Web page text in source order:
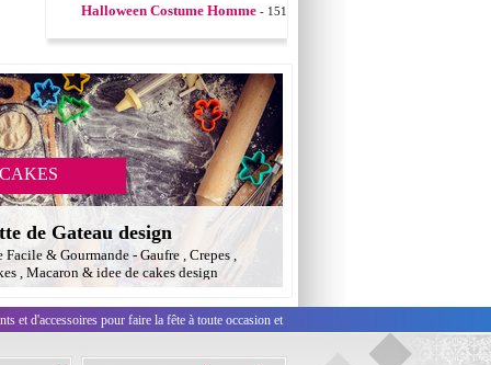
Halloween Costume Homme - 151
de Gateau design
Facile & Gourmande - Gaufre , Crepes ,
, Macaron & idee de cakes design
et d'accessoires pour faire la fête à toute occasion et